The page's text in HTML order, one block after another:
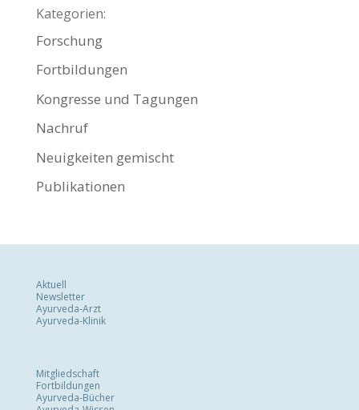
Kategorien:
Forschung
Fortbildungen
Kongresse und Tagungen
Nachruf
Neuigkeiten gemischt
Publikationen
Aktuell
Newsletter
Ayurveda-Arzt
Ayurveda-Klinik
Mitgliedschaft
Fortbildungen
Ayurveda-Bücher